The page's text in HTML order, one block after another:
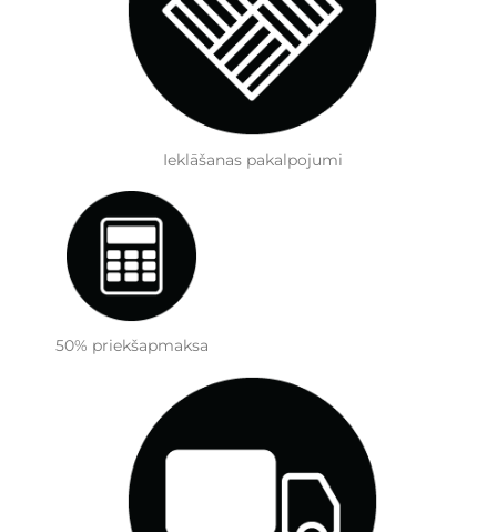
Ieklāšanas pakalpojumi
50% priekšapmaksa